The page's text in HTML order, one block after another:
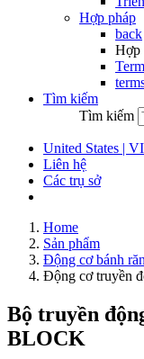
Hợp pháp
back
Hợp
Tìm kiếm
Tìm kiếm
United States | VI
Liên hệ
Các trụ sở
Home
Sản phẩm
Động cơ bánh
Động cơ truyền
Bộ truyền
BLOCK